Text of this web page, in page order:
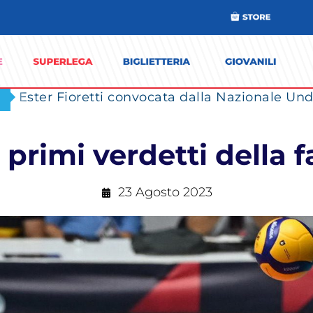
Ester Fioretti convocata dalla Nazionale
primi verdetti della
23 Agosto 2023